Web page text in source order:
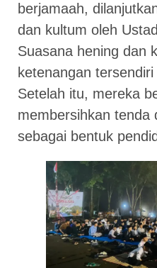
berjamaah,
dan kultum oleh
Suasana hening dan
ketenangan
Setelah itu, mereka
membersihkan tenda
sebagai bentuk